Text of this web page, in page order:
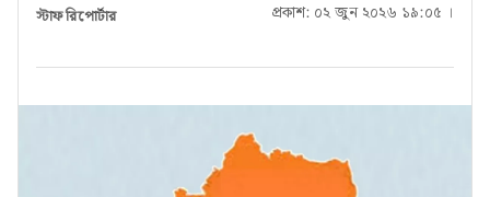
স্টাফ রিপোর্টার প্রকাশ: ০২ জুন ২০২৬ ১৯:০৫ ।